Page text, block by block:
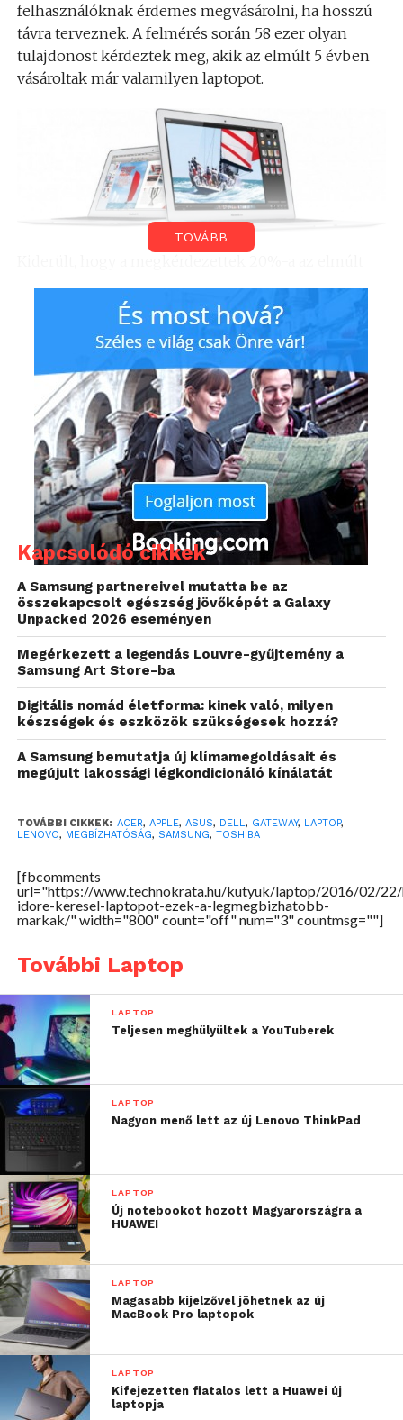
felhasználóknak érdemes megvásárolni, ha hosszú
távra terveznek. A felmérés során 58 ezer olyan
tulajdonost kérdeztek meg, akik az elmúlt 5 évben
vásároltak már valamilyen laptopot.
három évben már vitte valamilyen oknál fogva
szervizbe a készülékét. Csalódást keltő, hogy az
olyan, hazánkban is nagy népszerűségnek örvendő
márkák, mint a Dell, a HP, az Asus, az Acer, a Lenovo
és a Toshiba gépeinek körülbelül 18-19%-a
hibásodott meg három év alatt. Jobban jártak a
Samsung és Gateway tulajdonosok (ez utóbbi márka
az Acer leányvállalata, hazánkban kevésbé ismert)
hiszen az ő készülékeiknek csak a 16%-ánál
mutatkozott valamilyen hiba. A legjobban az Apple
felhasználók örülhetnek, a kaliforniai vállalat
laptopjainak ugyanis életük első három évében
mindössze a 10%-a hibásodott meg.
A MacBook családon belül az Air bizonyult a
legmegbízhatóbbnak, ezeknél 7%-os a hibaarány.
Üröm az örömben, hogy a Consumer Reports
szerint az Apple modelljeinek az iparág többi
tagjánál drágább a javíttatása, azaz bár ritkábban van
gond a modellekkel, a hiba megoldása mégis több
pénzt igényel majd.
Nem úgy tűnik azonban, hogy ez a felhasználókat
annyira zavarná, a felmérésben ugyanis azt is
megkérdezték, hogy ki mennyire elégedett a
készülékkel. Megdöbbentő, hogy míg az Apple
felhasználók 71%-a nyilatkozott pozitívan a
számítógépéről, addig ugyanez az arány a többi PC
esetén csak 28%.
Forrás:HVG
TOVÁBB
Kapcsolódó cikkek
A Samsung partnereivel mutatta be az
összekapcsolt egészség jövőképét a Galaxy
Unpacked 2026 eseményen
Megérkezett a legendás Louvre-gyűjtemény a
Samsung Art Store-ba
Digitális nomád életforma: kinek való, milyen
készségek és eszközök szükségesek hozzá?
A Samsung bemutatja új klímamegoldásait és
megújult lakossági légkondicionáló kínálatát
TOVÁBBI CIKKEK: ACER, APPLE, ASUS, DELL, GATEWAY, LAPTOP,
LENOVO, MEGBÍZHATÓSÁG, SAMSUNG, TOSHIBA
[fbcomments
url="https://www.technokrata.hu/kutyuk/laptop/2016/02/22/
idore-keresel-laptopot-ezek-a-legmegbizhatobb-
markak/" width="800" count="off" num="3" countmsg=""]
További Laptop
LAPTOP
Teljesen meghülyültek a YouTuberek
LAPTOP
Nagyon menő lett az új Lenovo ThinkPad
LAPTOP
Új notebookot hozott Magyarországra a
HUAWEI
LAPTOP
Magasabb kijelzővel jöhetnek az új
MacBook Pro laptopok
LAPTOP
Kifejezetten fiatalos lett a Huawei új
laptopja